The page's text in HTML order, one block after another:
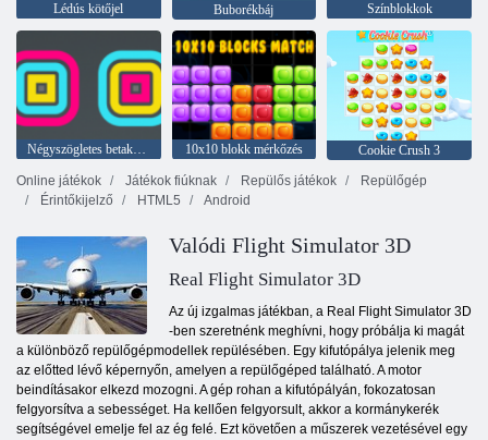
Lédús kötőjel Buborékbáj Színblokkok
Négyszögletes betakarító 10x10 blokk mérkőzés
Cookie Crush 3
Online játékok
Játékok fiúknak Repülős játékok
Repülőgép
Érintőkijelző
HTML5 Android
Valódi Flight Simulator 3D
Real Flight Simulator 3D
Az új izgalmas játékban, a Real Flight Simulator 3D
-ben szeretnénk meghívni, hogy próbálja ki magát
a különböző repülőgépmodellek repülésében. Egy kifutópálya jelenik meg
az előtted lévő képernyőn, amelyen a repülőgéped található. A motor
beindításakor elkezd mozogni. A gép rohan a kifutópályán, fokozatosan
felgyorsítva a sebességet. Ha kellően felgyorsult, akkor a kormánykerék
segítségével emelje fel az ég felé. Ezt követően a műszerek vezetésével egy